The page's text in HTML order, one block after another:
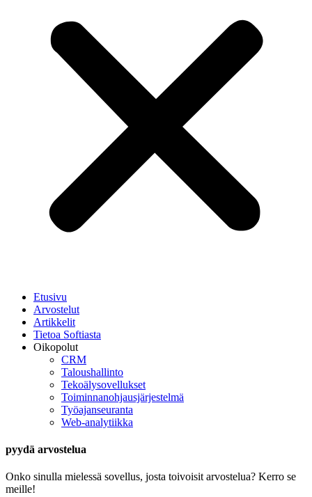
Etusivu
Arvostelut
Artikkelit
Tietoa Softiasta
Oikopolut
CRM
Taloushallinto
Tekoälysovellukset
Toiminnan­ohjausjärjestelmä
Työajanseuranta
Web-analytiikka
pyydä arvostelua
Onko sinulla mielessä sovellus, josta toivoisit arvostelua? Kerro se
meille!